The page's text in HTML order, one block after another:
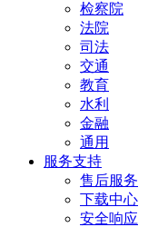
检察院
法院
司法
交通
教育
水利
金融
通用
服务支持
售后服务
下载中心
安全响应